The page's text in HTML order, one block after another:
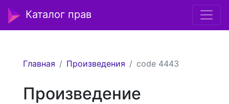
Каталог прав
Главная Произведения code 4443
Произведение